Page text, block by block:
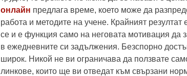
онлайн предлага време, което може да
работа и методите на учене. Крайният
се и е функция само на неговата мотивация да
в ежедневните си задължения. Безспорно
широк. Никой не ви ограничава да ползвате
линкове, които ще ви отведат към свързани